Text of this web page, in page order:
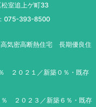
室追上ゲ町33
075-393-8500
気密高断熱住宅 長期優良住
２０２１／新築０％・既存
０２３／新築６％・既存